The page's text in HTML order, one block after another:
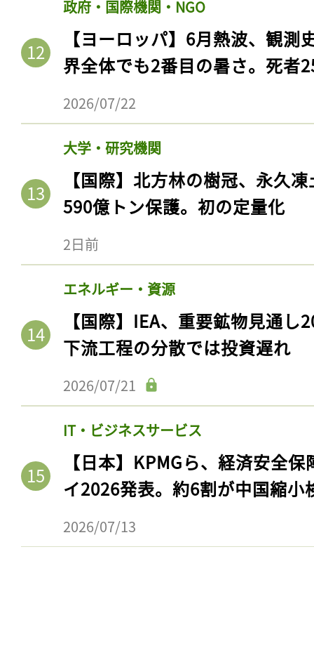
政府・国際機関・NGO
【ヨーロッパ】6月熱波、観
界全体でも2番目の暑さ。死者
2026/07/22
大学・研究機関
【国際】北方林の樹冠、永久
590億トン保護。初の定量化
2日前
エネルギー・資源
【国際】IEA、重要鉱物見通
下流工程の分散では投資遅れ
2026/07/21
IT・ビジネスサービス
【日本】KPMGら、経済安全
イ2026発表。約6割が中国縮小
2026/07/13